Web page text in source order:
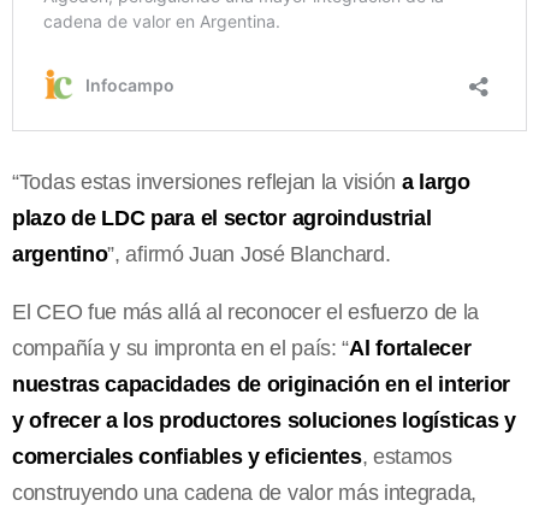
“Todas estas inversiones reflejan la visión a largo
plazo de LDC para el sector agroindustrial
argentino”, afirmó Juan José Blanchard.
El CEO fue más allá al reconocer el esfuerzo de la
compañía y su impronta en el país: “Al fortalecer
nuestras capacidades de originación en el interior
y ofrecer a los productores soluciones logísticas y
comerciales confiables y eficientes, estamos
construyendo una cadena de valor más integrada,